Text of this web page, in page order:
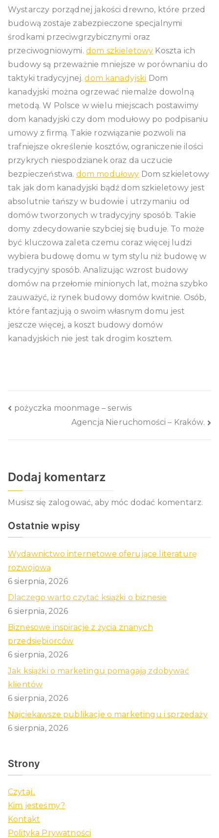
Wystarczy porządnej jakości drewno, które przed
budową zostaje zabezpieczone specjalnymi
środkami przeciwgrzybicznymi oraz
przeciwogniowymi. dom szkieletowy Koszta ich
budowy są przeważnie mniejsze w porównaniu do
taktyki tradycyjnej.dom kanadyjski Dom
kanadyjski można ogrzewać niemalże dowolną
metodą. W Polsce w wielu miejscach postawimy
dom kanadyjski czy dom modułowy po podpisaniu
umowy z firmą. Takie rozwiązanie pozwoli na
trafniejsze określenie kosztów, ograniczenie ilości
przykrych niespodzianek oraz da uczucie
bezpieczeństwa. dom modułowy Dom szkieletowy
tak jak dom kanadyjski bądź dom szkieletowy jest
absolutnie tańszy w budowie i utrzymaniu od
domów tworzonych w tradycyjny sposób. Takie
domy zdecydowanie szybciej się buduje. To może
być kluczowa zaleta czemu coraz więcej ludzi
wybiera budowę domu w tym stylu niż budowę w
tradycyjny sposób. Analizując wzrost budowy
domów na przełomie minionych lat, można szybko
zauważyć, iż rynek budowy domów kwitnie. Osób,
które fantazjują o swoim własnym domu jest
jeszcze więcej, a koszt budowy domów
kanadyjskich nie jest tak drogim kosztem.
Nawigacja
pożyczka moonmage – serwis
Agencja Nieruchomości – Kraków.
Dodaj komentarz
Musisz się zalogować, aby móc dodać komentarz.
Ostatnie wpisy
Wydawnictwo internetowe oferujące literaturę
rozwojową
6 sierpnia, 2026
Dlaczego warto czytać książki o biznesie
6 sierpnia, 2026
Biznesowe inspiracje z życia znanych
przedsiębiorców
6 sierpnia, 2026
Jak książki o marketingu pomagają zdobywać
klientów
6 sierpnia, 2026
Najciekawsze publikacje o marketingu i sprzedaży
6 sierpnia, 2026
Strony
Czytaj..
Kim jesteśmy?
Kontakt
Polityka Prywatności